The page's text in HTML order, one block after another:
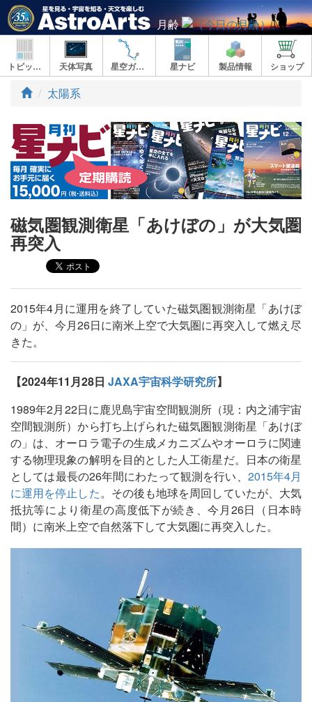
月齢
トピックス 天体写真 星空ガイド 星ナビ 製品情報 ショップ
ト
プ
太陽系
磁気圏観測衛星「あけぼの」が大気圏
再突入
2015年4月に運用を終了していた磁気圏観測衛星「あけぼ
の」が、今月26日に南米上空で大気圏に再突入して燃え尽
きた。
【2024年11月28日 JAXA宇宙科学研究所】
1989年2月22日に鹿児島宇宙空間観測所（現：内之浦宇宙
空間観測所）から打ち上げられた磁気圏観測衛星「あけぼ
の」は、オーロラ電子の生成メカニズムやオーロラに関連
する物理現象の解明を目的とした人工衛星だ。日本の衛星
としては最長の26年間にわたって観測を行い、 2015年4月
に運用を停止した。その後も地球を周回していたが、大気
抵抗等により衛星の高度低下が続き、今月26日（日本時
間）に南米上空で自然落下して大気圏に再突入した。